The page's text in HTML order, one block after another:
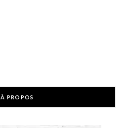
À PROPOS